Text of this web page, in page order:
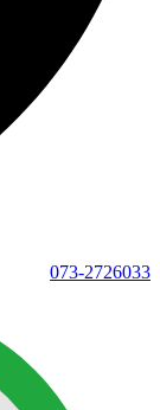
073-2726033